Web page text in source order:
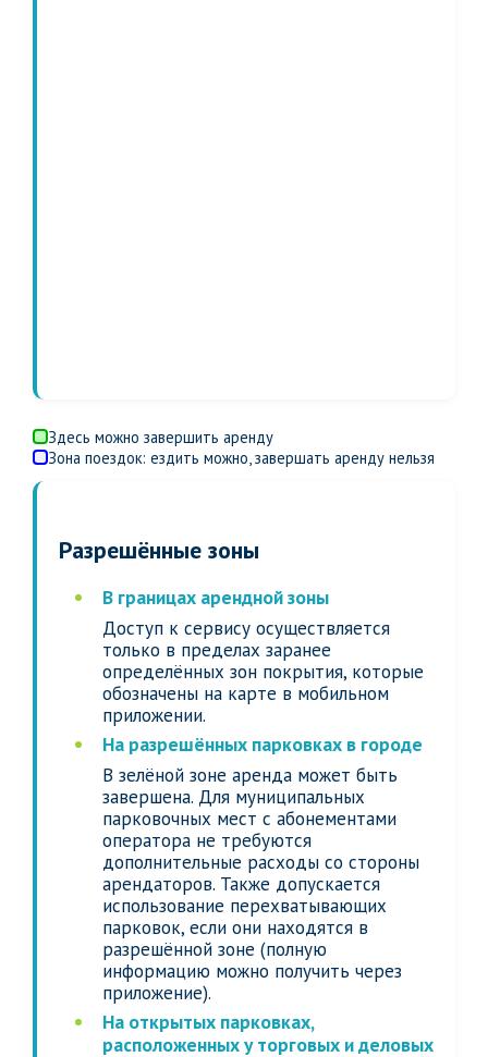
Здесь можно завершить аренду
Зона поездок: ездить можно, завершать аренду нельзя
Разрешённые зоны
В границах арендной зоны
Доступ к сервису осуществляется
только в пределах заранее
определённых зон покрытия, которые
обозначены на карте в мобильном
приложении.
На разрешённых парковках в городе
В зелёной зоне аренда может быть
завершена. Для муниципальных
парковочных мест с абонементами
оператора не требуются
дополнительные расходы со стороны
арендаторов. Также допускается
использование перехватывающих
парковок, если они находятся в
разрешённой зоне (полную
информацию можно получить через
приложение).
На открытых парковках,
расположенных у торговых и деловых